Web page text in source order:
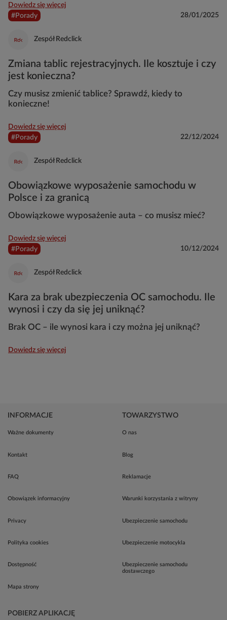
Dowiedz się więcej
#Porady
28/01/2025
Zespół Redclick
Zmiana tablic rejestracyjnych. Ile kosztuje i czy
jest konieczna?
Czy musisz zmienić tablice? Sprawdź, kiedy to
konieczne!
Dowiedz się więcej
#Porady
22/12/2024
Zespół Redclick
Obowiązkowe wyposażenie samochodu w
Polsce i za granicą
Obowiązkowe wyposażenie auta – co musisz mieć?
Dowiedz się więcej
#Porady
10/12/2024
Zespół Redclick
Kara za brak ubezpieczenia OC samochodu. Ile
wynosi i czy da się jej uniknąć?
Brak OC – ile wynosi kara i czy można jej uniknąć?
Dowiedz się więcej
INFORMACJE
Ważne dokumenty
Kontakt
FAQ
Obowiązek informacyjny
Privacy
Polityka cookies
Dostępność
Mapa strony
TOWARZYSTWO
O nas
Blog
Reklamacje
Warunki korzystania z witryny
Ubezpieczenie samochodu
Ubezpieczenie motocykla
Ubezpieczenie samochodu
dostawczego
POBIERZ APLIKACJĘ